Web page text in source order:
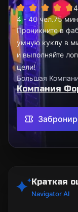
4 - 40 чел.75
Проникните в
умную куклу в
и выполняйте
цели!
Большая
Компания
Краткая
Navigator AI